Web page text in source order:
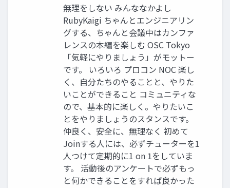
無理をしない みんななかよし
RubyKaigi ちゃんとエンジニアリン
グする、ちゃんと会議中はカンファ
レンスの本編を楽しむ OSC Tokyo
「気軽にやりましょう」がモットー
です。 いろいろ プロコン NOC 楽し
く、自分たちのやることと、やりた
いことができること コミュニティな
ので、基本的に楽しく。やりたいこ
とをやりましょうのスタンスです。
仲良く、安全に、無理なく 初めて
Joinする人には、必ずチューターを1
人つけて定期的に1 on 1をしていま
す。 活動後のアンケートで必ずもっ
と何かできることをすれば良かった